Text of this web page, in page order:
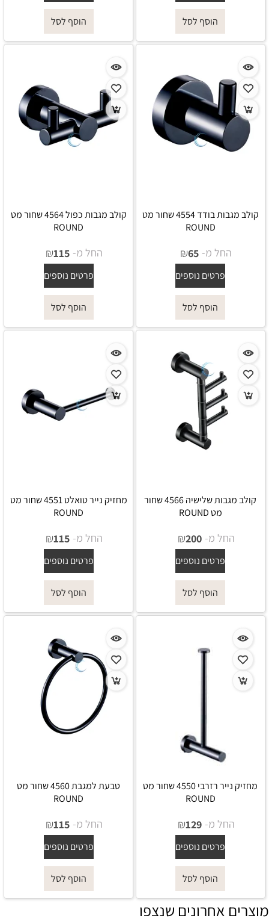
הוסף לסל הוסף לסל
קולב מגבות בודד 4554 שחור מט
ROUND
החל מ- ₪65
פרטים נוספים
הוסף לסל
קולב מגבות כפול 4564 שחור מט
ROUND
החל מ- ₪115
פרטים נוספים
הוסף לסל
קולב מגבות שלישיה 4566 שחור
מט ROUND
החל מ- ₪200
פרטים נוספים
הוסף לסל
מחזיק נייר טואלט 4551 שחור מט
ROUND
החל מ- ₪115
פרטים נוספים
הוסף לסל
מחזיק נייר רזרבי 4550 שחור מט
ROUND
החל מ- ₪129
פרטים נוספים
הוסף לסל
טבעת למגבת 4560 שחור מט
ROUND
החל מ- ₪115
פרטים נוספים
הוסף לסל
מוצרים אחרונים שנצפו